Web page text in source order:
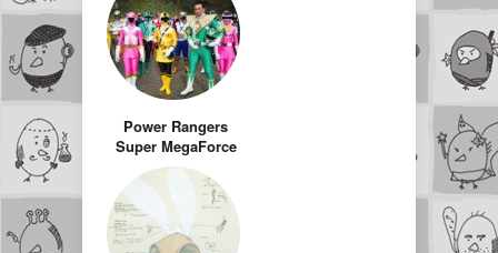
Power Rangers
Super MegaForce
rejoint enfin Super
Sentai Gokaiger